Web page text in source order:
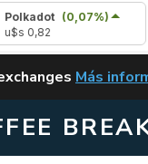
(0,07%)
CLARITY
Más